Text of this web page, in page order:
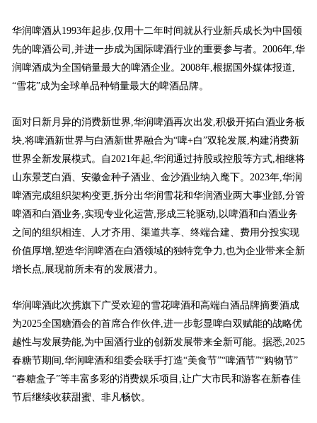
华润啤酒从1993年起步,仅用十二年时间就从行业新兵成长为中国领
先的啤酒公司,并进一步成为国际啤酒行业的重要参与者。2006年,华
润啤酒成为全国销量最大的啤酒企业。2008年,根据国外媒体报道,
“雪花”成为全球单品种销量最大的啤酒品牌。
面对日新月异的消费新世界,华润啤酒再次出发,积极开拓白酒业务板
块,将啤酒新世界与白酒新世界融合为“啤+白”双轮发展,构建消费新
世界全新发展模式。自2021年起,华润通过持股或控股等方式,相继将
山东景芝白酒、安徽金种子酒业、金沙酒业纳入麾下。2023年,华润
啤酒完成组织架构变更,拆分出华润雪花和华润酒业两大事业部,分管
啤酒和白酒业务,实现专业化运营,形成三轮驱动,以啤酒和白酒业务
之间的组织相连、人才齐用、渠道共享、终端合建、费用分投实现
价值厚增,塑造华润啤酒在白酒领域的独特竞争力,也为企业带来全新
增长点,展现前所未有的发展潜力。
华润啤酒此次携旗下广受欢迎的雪花啤酒和高端白酒品牌摘要酒成
为2025全国糖酒会的首席合作伙伴,进一步彰显啤白双赋能的战略优
越性与发展势能,为中国酒行业的创新发展带来全新可能。据悉,2025
春糖节期间,华润啤酒和组委会联手打造“美食节”“啤酒节”“购物节”
“春糖盒子”等丰富多彩的消费娱乐项目,让广大市民和游客在新春佳
节后继续收获甜蜜、非凡畅饮。